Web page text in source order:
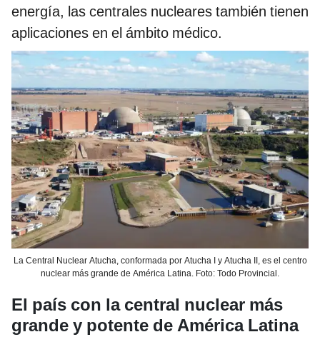
energía, las centrales nucleares también tienen
aplicaciones en el ámbito médico.
La Central Nuclear Atucha, conformada por Atucha I y Atucha II, es el centro
nuclear más grande de América Latina. Foto: Todo Provincial.
El país con la central nuclear más
grande y potente de América Latina